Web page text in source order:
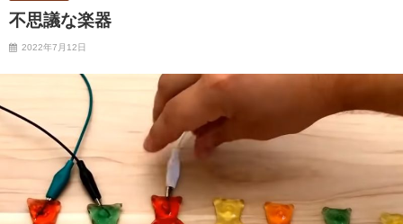
不思議な楽器
2022年7月12日